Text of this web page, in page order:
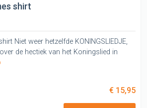
shirt
Niet weer hetzelfde KONINGSLIEDJE,
de hectiek van het Koningslied in
€ 15,95